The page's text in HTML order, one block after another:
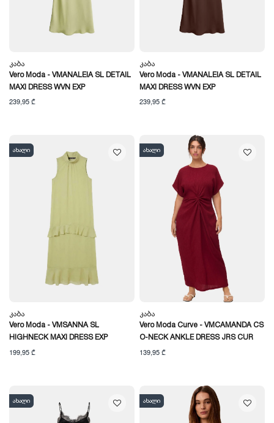
Კაბა
Vero Moda - VMANALEIA SL DETAIL
MAXI DRESS WVN EXP
239,95 ₾
Კაბა
Vero Moda - VMANALEIA SL DETAIL
MAXI DRESS WVN EXP
239,95 ₾
ახალი
Კაბა
Vero Moda - VMSANNA SL
HIGHNECK MAXI DRESS EXP
199,95 ₾
ახალი
Კაბა
Vero Moda Curve - VMCAMANDA CS
O-NECK ANKLE DRESS JRS CUR
139,95 ₾
ახალი ახალი